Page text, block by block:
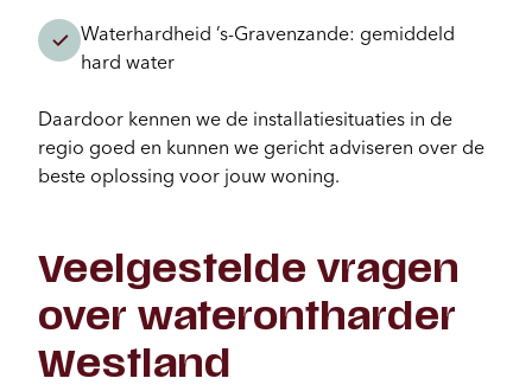
Waterhardheid ’s-Gravenzande: gemiddeld
hard water
Daardoor kennen we de installatiesituaties in de
regio goed en kunnen we gericht adviseren over de
beste oplossing voor jouw woning.
Veelgestelde vragen
over waterontharder
Westland